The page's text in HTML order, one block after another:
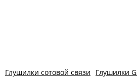
Глушилки сотовой связи
Глушилки